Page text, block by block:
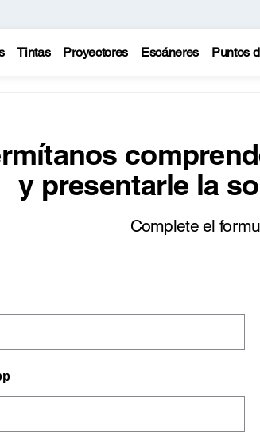
Tintas Proyectores Escáneres Puntos
y presentarle la
Complete el